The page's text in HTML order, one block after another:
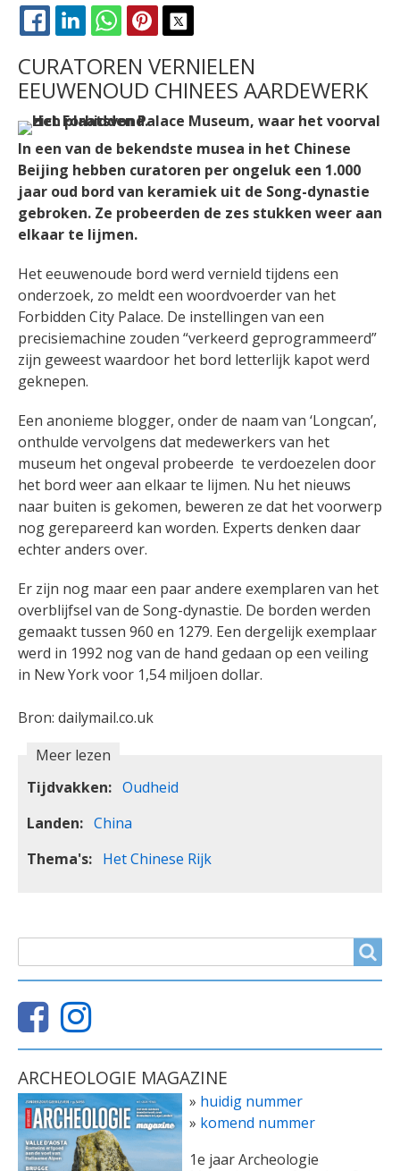
FACEBOOK
LINKEDINWHATSAPPPINTEREST
CURATOREN VERNIELEN
EEUWENOUD CHINEES AARDEWERK
In een van de bekendste musea in het Chinese
Beijing hebben curatoren per ongeluk een 1.000
jaar oud bord van keramiek uit de Song-dynastie
gebroken. Ze probeerden de zes stukken weer aan
elkaar te lijmen.
Het eeuwenoude bord werd vernield tijdens een
onderzoek, zo meldt een woordvoerder van het
Forbidden City Palace. De instellingen van een
precisiemachine zouden “verkeerd geprogrammeerd”
zijn geweest waardoor het bord letterlijk kapot werd
geknepen.
Een anonieme blogger, onder de naam van ‘Longcan’,
onthulde vervolgens dat medewerkers van het
museum het ongeval probeerde te verdoezelen door
het bord weer aan elkaar te lijmen. Nu het nieuws
naar buiten is gekomen, beweren ze dat het voorwerp
nog gerepareerd kan worden. Experts denken daar
echter anders over.
Er zijn nog maar een paar andere exemplaren van het
overblijfsel van de Song-dynastie. De borden werden
gemaakt tussen 960 en 1279. Een dergelijk exemplaar
werd in 1992 nog van de hand gedaan op een veiling
in New York voor 1,54 miljoen dollar.
Bron: dailymail.co.uk
Meer lezen
Tijdvakken
Oudheid
Landen
China
Thema's
Het Chinese Rijk
ZOEKVELD
ARCHEOLOGIE MAGAZINE
» huidig nummer
» komend nummer
1e jaar Archeologie